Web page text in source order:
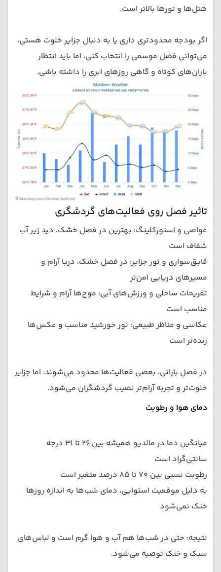
هتل‌ها و تورها بالاتر است.
اگر بودجه محدودتری داری یا به دنبال جزایر خلوت هستی،
می‌توانی فصل موسمی را انتخاب کنی، اما باید انتظار
باران‌های کوتاه و گاهی روزهای ابری را داشته باشی.
تاثیر فصل روی فعالیت‌های گردشگری
غواصی و اسنورکلینگ: بهترین در فصل خشک، دید زیر آب
شفاف است
قایق‌سواری و تور جزایر: در فصل خشک، دریا آرام و
مسیرهای دریایی امن‌تر
تفریحات ساحلی و ورزش‌های آبی: موج‌ها آرام و شرایط
مناسب است
عکاسی و مناظر طبیعی: نور خورشید مناسب و عکس‌ها
زنده‌تر است
در فصل بارانی، بعضی فعالیت‌ها محدود می‌شوند، اما جزایر
خلوت‌تر و تجربه آرام‌تر نصیب گردشگران می‌شود.
دمای هوا و رطوبت
میانگین دما در مالدیو همیشه بین ۲۶ تا ۳۱ درجه
سانتی‌گراد است
رطوبت نسبی بین ۷۰ تا ۸۵ درصد متغیر است
به دلیل موقعیت استوایی، دمای شب‌ها به اندازه روزها
خنک نمی‌شود
نتیجه: حتی در شب‌ها هم آب و هوا گرم است و لباس‌های
سبک و خنک توصیه می‌شود.